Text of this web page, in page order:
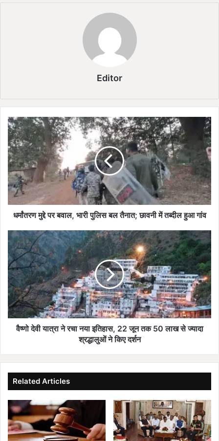
Editor
ध
र्मां
त
र
ण
मु
द्दे
प
र
भा
री
पु
लि
स
ब
ल
नी
में
त
ब्दी
ल
धर्मांतरण मुद्दे पर बवाल, भारी पुलिस बल तैनात; छावनी में तब्दील हुआ गांव
ष्णो
दे
वी
या
त्रा
ने
र
चा
,
2
2
जू
न
वैष्णो देवी यात्रा ने रचा नया इतिहास, 22 जून तक 50 लाख से ज्यादा
श्रद्धालुओं ने किए दर्शन
Related Articles